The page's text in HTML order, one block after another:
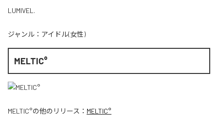
LUMIVEL.
ジャンル： アイドル(女性)
MELTIC°
MELTIC°の他のリリース： MELTIC°